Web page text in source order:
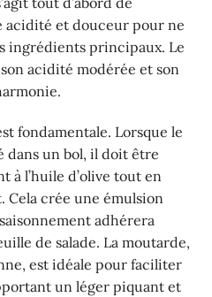
acidité et douceur pour ne
ingrédients principaux. Le
acidité modérée et son
fondamentale. Lorsque le
dans un bol, il doit être
à l’huile d’olive tout en
crée une émulsion
adhérera
de salade. La moutarde,
est idéale pour faciliter
un léger piquant et